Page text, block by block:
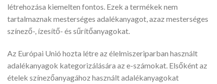
létrehozása kiemelten fontos. Ezek a termékek nem
tartalmaznak mesterséges adalékanyagot, azaz mesterséges
színező-, ízesítő- és sűrítőanyagokat.
Az Európai Unió hozta létre az élelmiszeriparban használt
adalékanyagok kategorizálására az e-számokat. Elsőként az
ételek színezőanyagához használt adalékanyagokat